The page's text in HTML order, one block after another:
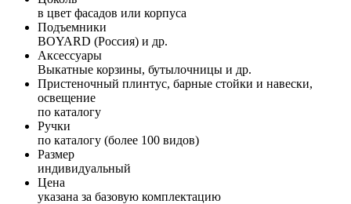
в цвет фасадов или корпуса
Подъемники
BOYARD (Россия) и др.
Аксессуары
Выкатные корзины, бутылочницы и др.
Пристеночный плинтус, барные стойки и навески,
освещение
по каталогу
Ручки
по каталогу (более 100 видов)
Размер
индивидуальный
Цена
указана за базовую комплектацию